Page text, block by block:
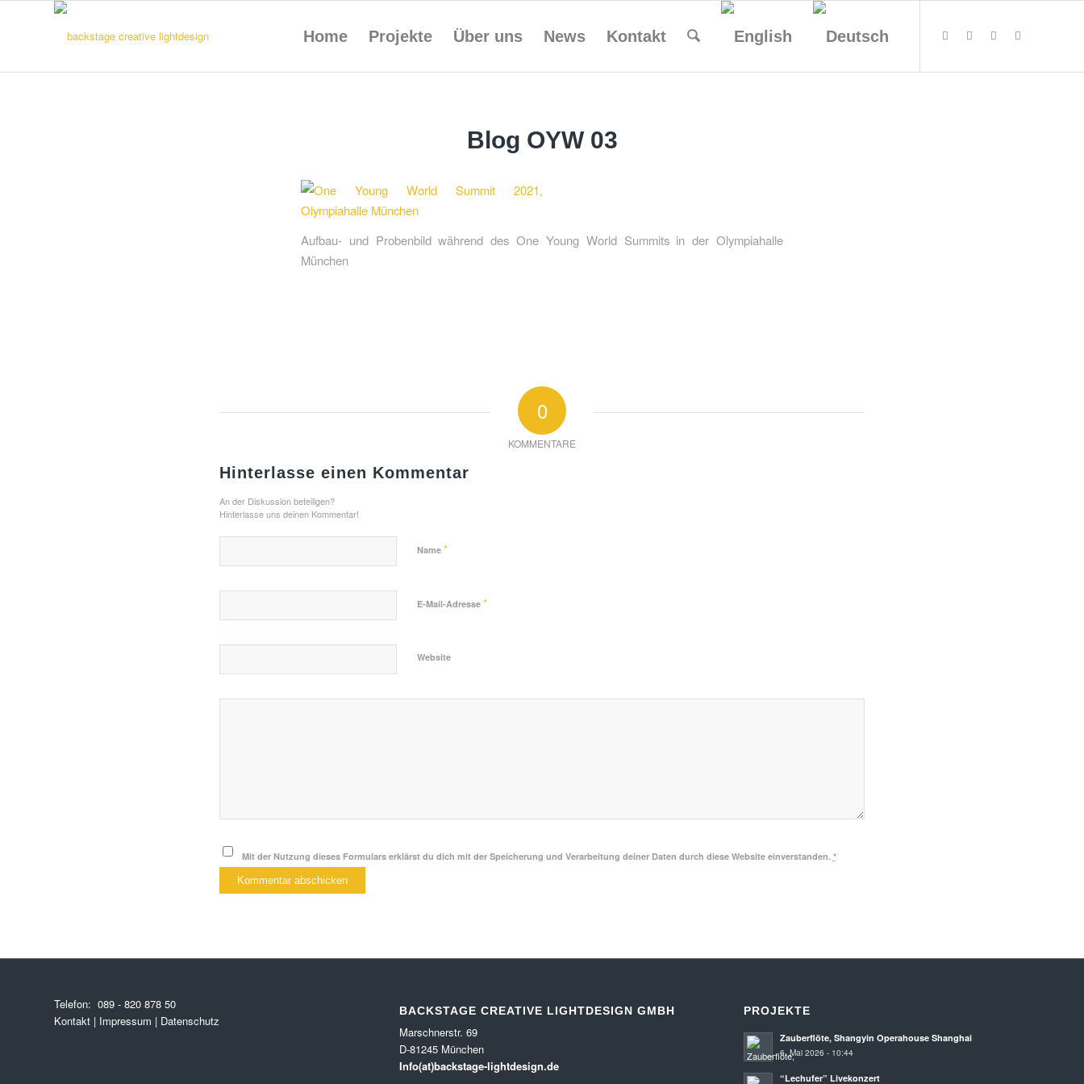
Home Projekte Über uns News Kontakt
Blog OYW 03
Aufbau- und Probenbild während des One Young World Summits in der Olympiahalle
München
0
KOMMENTARE
Hinterlasse einen Kommentar
An der Diskussion beteiligen?
Hinterlasse uns deinen Kommentar!
Name *
E-Mail-Adresse *
Website
Mit der Nutzung dieses Formulars erklärst du dich mit der Speicherung und Verarbeitung deiner Daten durch diese Website einverstanden. *
Telefon: 089 - 820 878 50
Kontakt | Impressum | Datenschutz
BACKSTAGE CREATIVE LIGHTDESIGN GMBH
Marschnerstr. 69
D-81245 München
Info(at)backstage-lightdesign.de
PROJEKTE
Zauberflöte, Shangyin Operahouse Shanghai
6. Mai 2026 - 10:44
“Lechufer” Livekonzert